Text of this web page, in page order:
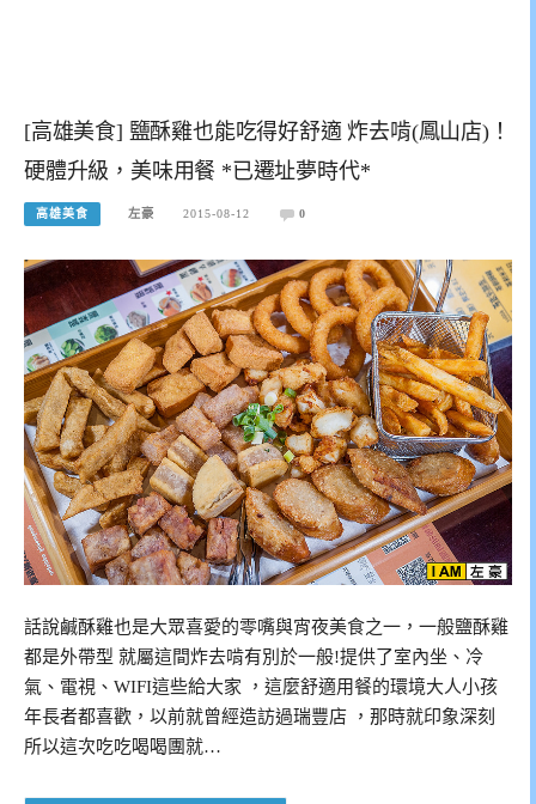
[高雄美食] 鹽酥雞也能吃得好舒適 炸去啃(鳳山店)！
硬體升級，美味用餐 *已遷址夢時代*
高雄美食 左豪 2015-08-12 0
話說鹹酥雞也是大眾喜愛的零嘴與宵夜美食之一，一般鹽酥雞
都是外帶型 就屬這間炸去啃有別於一般!提供了室內坐、冷
氣、電視、WIFI這些給大家 ，這麼舒適用餐的環境大人小孩
年長者都喜歡，以前就曾經造訪過瑞豐店 ，那時就印象深刻
所以這次吃吃喝喝團就…